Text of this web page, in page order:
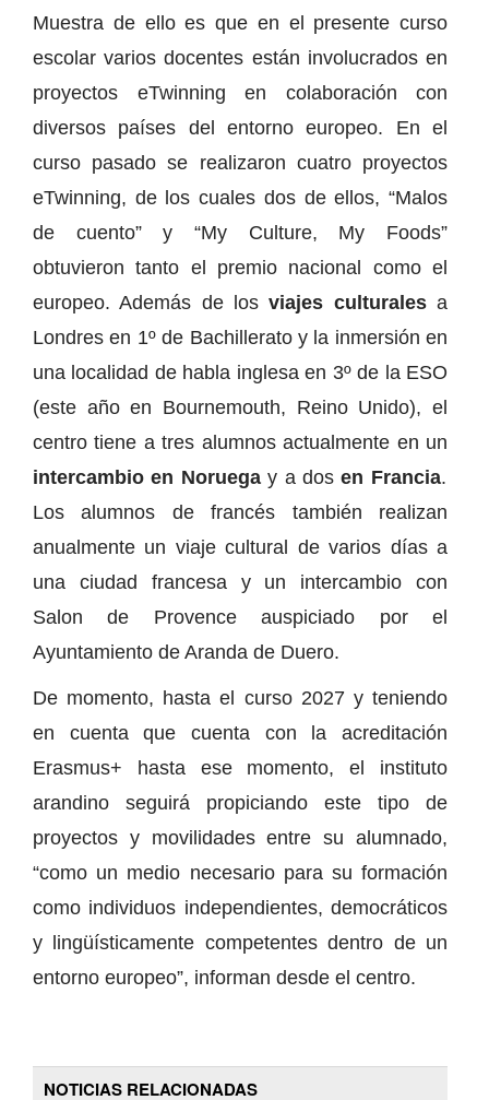
Muestra de ello es que en el presente curso
escolar varios docentes están involucrados en
proyectos eTwinning en colaboración con
diversos países del entorno europeo. En el
curso pasado se realizaron cuatro proyectos
eTwinning, de los cuales dos de ellos, “Malos
de cuento” y “My Culture, My Foods”
obtuvieron tanto el premio nacional como el
europeo. Además de losviajes culturalesa
Londres en 1º de Bachillerato y la inmersión en
una localidad de habla inglesa en 3º de la ESO
(este año en Bournemouth, Reino Unido), el
centro tiene a tres alumnos actualmente en un
intercambio en Noruegay a dosen Francia.
Los alumnos de francés también realizan
anualmente un viaje cultural de varios días a
una ciudad francesa y un intercambio con
Salon de Provence auspiciado por el
Ayuntamiento de Aranda de Duero.
De momento, hasta el curso 2027 y teniendo
en cuenta que cuenta con la acreditación
Erasmus+ hasta ese momento, el instituto
arandino seguirá propiciando este tipo de
proyectos y movilidades entre su alumnado,
“como un medio necesario para su formación
como individuos independientes, democráticos
y lingüísticamente competentes dentro de un
entorno europeo”, informan desde el centro.
NOTICIAS RELACIONADAS